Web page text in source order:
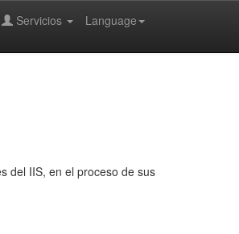
Language
Servicios
del IIS, en el proceso de sus